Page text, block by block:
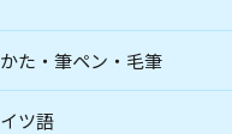
た・筆ペン・毛筆
ツ語